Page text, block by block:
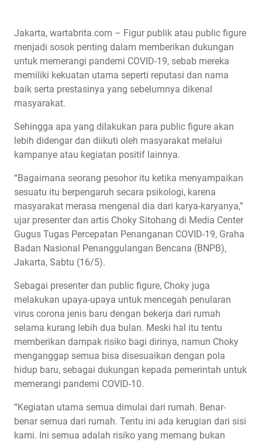
Jakarta, wartabrita.com – Figur publik atau public figure
menjadi sosok penting dalam memberikan dukungan
untuk memerangi pandemi COVID-19, sebab mereka
memiliki kekuatan utama seperti reputasi dan nama
baik serta prestasinya yang sebelumnya dikenal
masyarakat.
Sehingga apa yang dilakukan para public figure akan
lebih didengar dan diikuti oleh masyarakat melalui
kampanye atau kegiatan positif lainnya.
“Bagaimana seorang pesohor itu ketika menyampaikan
sesuatu itu berpengaruh secara psikologi, karena
masyarakat merasa mengenal dia dari karya-karyanya,”
ujar presenter dan artis Choky Sitohang di Media Center
Gugus Tugas Percepatan Penanganan COVID-19, Graha
Badan Nasional Penanggulangan Bencana (BNPB),
Jakarta, Sabtu (16/5).
Sebagai presenter dan public figure, Choky juga
melakukan upaya-upaya untuk mencegah penularan
virus corona jenis baru dengan bekerja dari rumah
selama kurang lebih dua bulan. Meski hal itu tentu
memberikan dampak risiko bagi dirinya, namun Choky
menganggap semua bisa disesuaikan dengan pola
hidup baru, sebagai dukungan kepada pemerintah untuk
memerangi pandemi COVID-10.
“Kegiatan utama semua dimulai dari rumah. Benar-
benar semua dari rumah. Tentu ini ada kerugian dari sisi
kami. Ini semua adalah risiko yang memang bukan